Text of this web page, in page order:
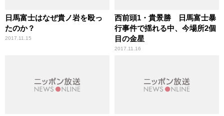
日馬富士はなぜ貴ノ岩を殴っ
たのか？
2017.11.15
西前頭1・貴景勝 日馬富士暴
行事件で揺れる中、今場所2個
目の金星
2017.11.16